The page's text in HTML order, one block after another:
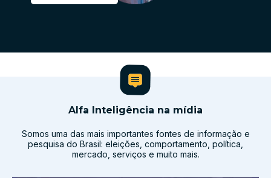
Alfa Inteligência na mídia
Somos uma das mais importantes fontes de informação e
pesquisa do Brasil: eleições, comportamento, política,
mercado, serviços e muito mais.